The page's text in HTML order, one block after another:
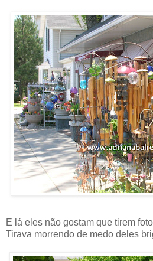
E lá eles não gostam que tirem
Tirava morrendo de medo deles